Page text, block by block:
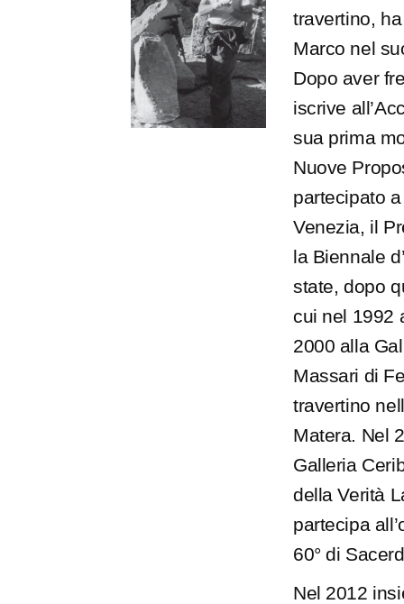
travertino,
Marco nel
Dopo aver
iscrive
sua prima
Nuove
partecipato
Venezia, il
la Biennale
state, dopo
cui nel 1992
2000 alla
Massari di
travertino
Matera. Nel
Galleria
della Verità
partecipa
60° di
Nel 2012